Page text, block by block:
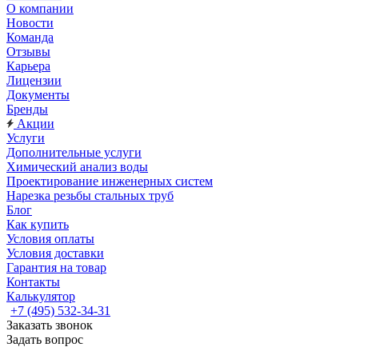
О компании
Новости
Команда
Отзывы
Карьера
Лицензии
Документы
Бренды
Акции
Услуги
Дополнительные услуги
Химический анализ воды
Проектирование инженерных систем
Нарезка резьбы стальных труб
Блог
Как купить
Условия оплаты
Условия доставки
Гарантия на товар
Контакты
Калькулятор
+7 (495) 532‑34‑31
Заказать звонок
Задать вопрос